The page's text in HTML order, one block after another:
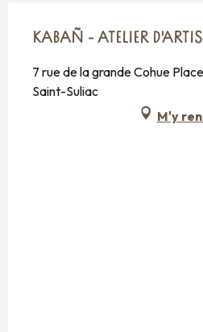
KABAÑ - ATELIER
7 rue de la grande Cohue
Saint-Suliac
M'y